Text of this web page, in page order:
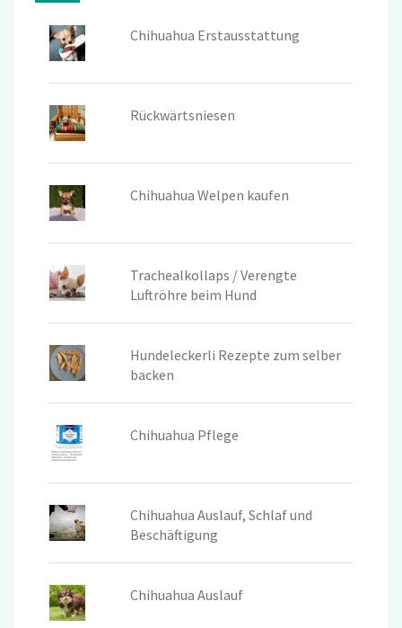
Chihuahua Erstausstattung
Rückwärtsniesen
Chihuahua Welpen kaufen
Trachealkollaps / Verengte
Luftröhre beim Hund
Hundeleckerli Rezepte zum selber
backen
Chihuahua Pflege
Chihuahua Auslauf, Schlaf und
Beschäftigung
Chihuahua Auslauf